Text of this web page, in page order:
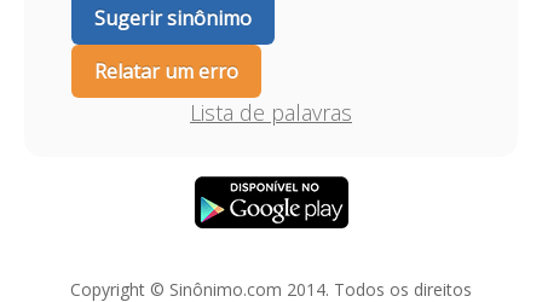
Sugerir sinônimo
Relatar um erro
Lista de palavras
Copyright © Sinônimo.com 2014. Todos os direitos